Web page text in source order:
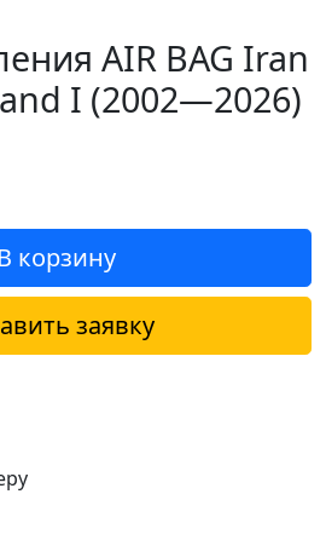
AIR BAG Iran
I (2002—2026)
В корзину
заявку